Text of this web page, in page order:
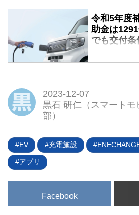
に対応した
「MITUS（
工業株式会
売は2025年
急速充電事
の背景を深
ついにテス
の正式な納
2023年11月
が行われた
来、すでに
オーダーを
ォーマンス
令和5年度
助金は
でも交付
う - スマ
ー自動車導
正予算およ
の合計900
りも心配さ
されること
える一方、
2023-12-07
黒石 研仁（スマートモ
部）
EV 充電施設
アプリ
Facebook